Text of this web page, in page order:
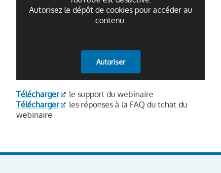
Autorisez le dépôt de cookies pour accéder au
contenu.
Autoriser
Télécharger
le support du webinaire
Télécharger
les réponses à la FAQ du tchat du
webinaire